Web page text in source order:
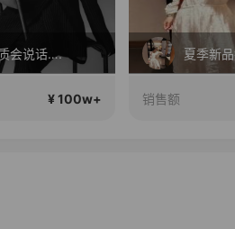
品搭配分享～
¥ 100w+
17Pro
销售额